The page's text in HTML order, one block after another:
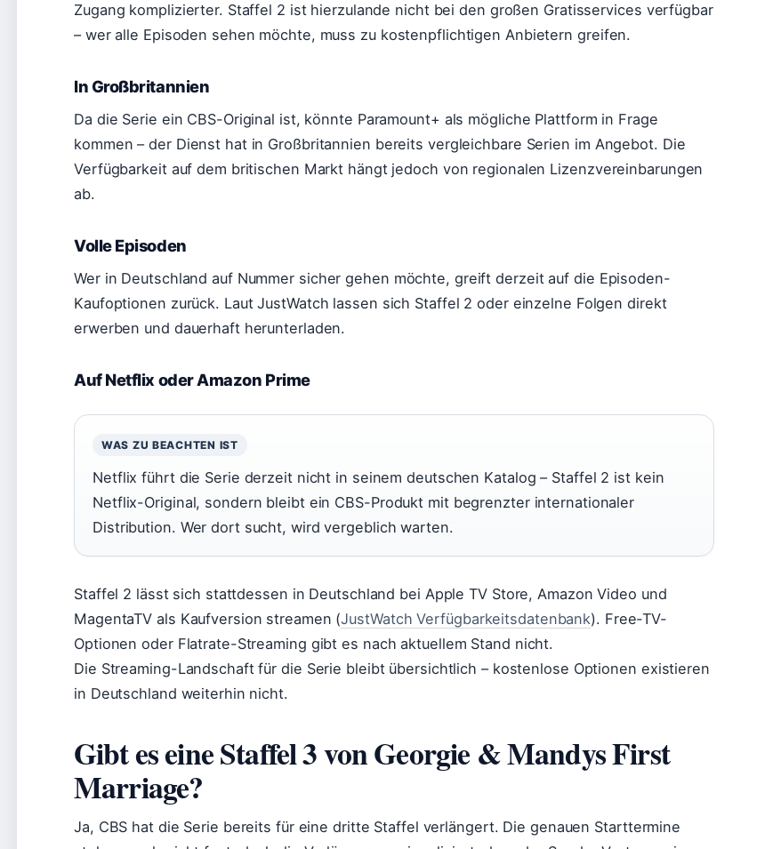
Zugang komplizierter. Staffel 2 ist hierzulande nicht bei den großen Gratisservices verfügbar
– wer alle Episoden sehen möchte, muss zu kostenpflichtigen Anbietern greifen.
In Großbritannien
Da die Serie ein CBS-Original ist, könnte Paramount+ als mögliche Plattform in Frage
kommen – der Dienst hat in Großbritannien bereits vergleichbare Serien im Angebot. Die
Verfügbarkeit auf dem britischen Markt hängt jedoch von regionalen Lizenzvereinbarungen
ab.
Volle Episoden
Wer in Deutschland auf Nummer sicher gehen möchte, greift derzeit auf die Episoden-
Kaufoptionen zurück. Laut JustWatch lassen sich Staffel 2 oder einzelne Folgen direkt
erwerben und dauerhaft herunterladen.
Auf Netflix oder Amazon Prime
WAS ZU BEACHTEN IST
Netflix führt die Serie derzeit nicht in seinem deutschen Katalog – Staffel 2 ist kein
Netflix-Original, sondern bleibt ein CBS-Produkt mit begrenzter internationaler
Distribution. Wer dort sucht, wird vergeblich warten.
Staffel 2 lässt sich stattdessen in Deutschland bei Apple TV Store, Amazon Video und
MagentaTV als Kaufversion streamen (JustWatch Verfügbarkeitsdatenbank). Free-TV-
Optionen oder Flatrate-Streaming gibt es nach aktuellem Stand nicht.
Die Streaming-Landschaft für die Serie bleibt übersichtlich – kostenlose Optionen existieren
in Deutschland weiterhin nicht.
Gibt es eine Staffel 3 von Georgie & Mandys First
Marriage?
Ja, CBS hat die Serie bereits für eine dritte Staffel verlängert. Die genauen Starttermine